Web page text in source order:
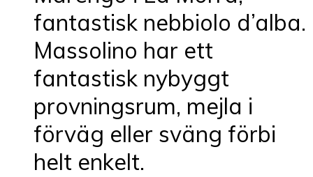
fantastisk nebbiolo d’alba.
Massolino har ett
fantastisk nybyggt
provningsrum, mejla i
förväg eller sväng förbi
helt enkelt.